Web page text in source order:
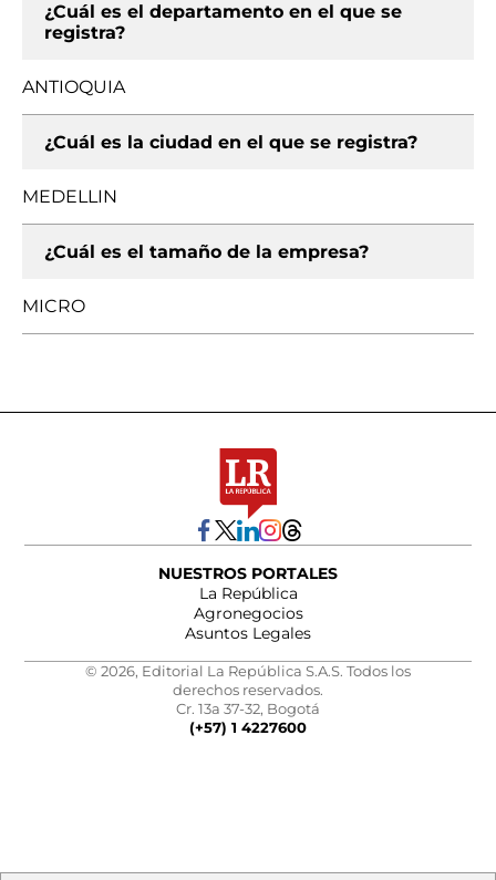
¿Cuál es el departamento en el que se
registra?
ANTIOQUIA
¿Cuál es la ciudad en el que se registra?
MEDELLIN
¿Cuál es el tamaño de la empresa?
MICRO
NUESTROS PORTALES
La República
Agronegocios
Asuntos Legales
© 2026, Editorial La República S.A.S. Todos los
derechos reservados.
Cr. 13a 37-32, Bogotá
(+57) 1 4227600